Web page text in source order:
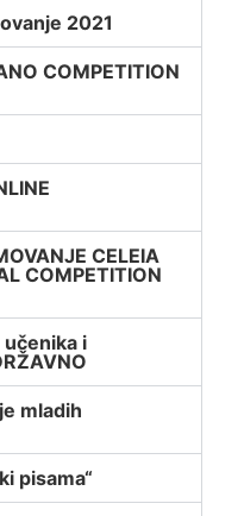
2021
COMPETITION
CELEIA
COMPETITION
i
mladih
pisama“